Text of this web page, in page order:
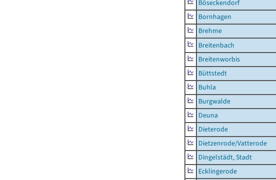
Böseckendorf
Bornhagen
Brehme
Breitenbach
Breitenworbis
Büttstedt
Buhla
Burgwalde
Deuna
Dieterode
Dietzenrode/Vatterode
Dingelstädt, Stadt
Ecklingerode